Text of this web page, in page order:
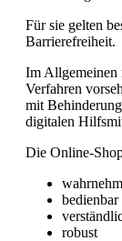
Für sie gelten
Barrierefreiheit.
Im Allgemeinen
Verfahren
mit
digitalen
Die Online-
bedienbar
robust